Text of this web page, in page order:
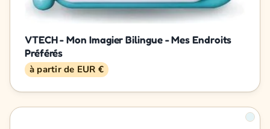
VTECH - Mon Imagier Bilingue - Mes Endroits
Préférés
à partir de EUR €